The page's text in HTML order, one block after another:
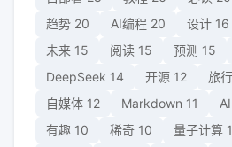
趋势 20 AI编程 20 设计 16
未来 15 阅读 15 预测 15
DeepSeek 14 开源 12 旅行
自媒体 12 Markdown 11
有趣 10 稀奇 10 量子计算